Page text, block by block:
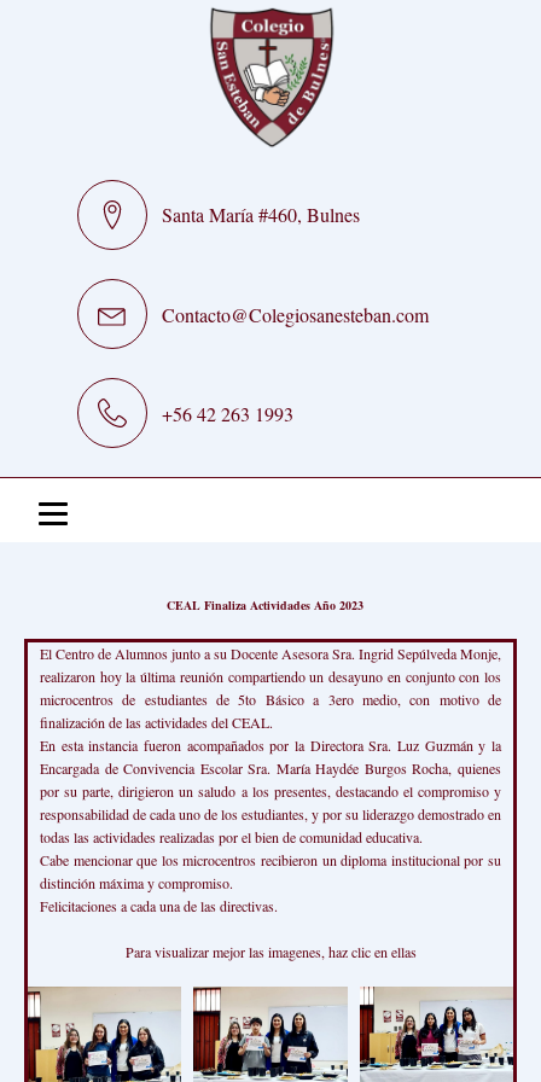
Santa María #460, Bulnes
Contacto@Colegiosanesteban.com
+56 42 263 1993
CEAL Finaliza Actividades Año 2023
El Centro de Alumnos junto a su Docente Asesora Sra. Ingrid Sepúlveda Monje,
realizaron hoy la última reunión compartiendo un desayuno en conjunto con los
microcentros de estudiantes de 5to Básico a 3ero medio, con motivo de
finalización de las actividades del CEAL.
En esta instancia fueron acompañados por la Directora Sra. Luz Guzmán y la
Encargada de Convivencia Escolar Sra. María Haydée Burgos Rocha, quienes
por su parte, dirigieron un saludo a los presentes, destacando el compromiso y
responsabilidad de cada uno de los estudiantes, y por su liderazgo demostrado en
todas las actividades realizadas por el bien de comunidad educativa.
Cabe mencionar que los microcentros recibieron un diploma institucional por su
distinción máxima y compromiso.
Felicitaciones a cada una de las directivas.
Para visualizar mejor las imagenes, haz clic en ellas